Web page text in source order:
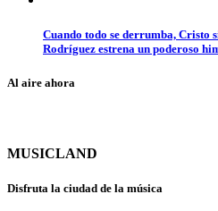
Cuando todo se derrumba, Cristo
Rodríguez estrena un poderoso
Al aire ahora
MUSICLAND
Disfruta la ciudad de la música